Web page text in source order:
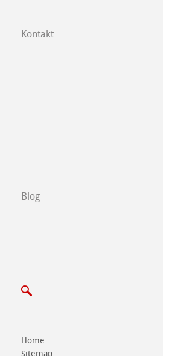
Kontakt
Blog
Home
Sitemap